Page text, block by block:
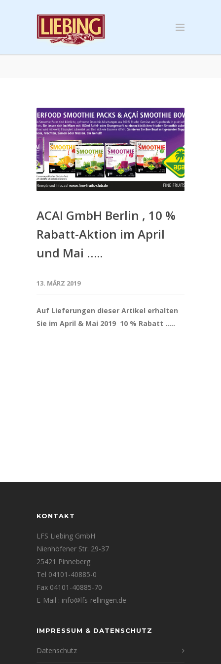
ACAI GmbH Berlin , 10 %
Rabatt-Aktion im April
und Mai …..
13. MÄRZ 2019
Auf Lieferungen dieser Artikel erhalten
Sie im April & Mai 2019 10 % Rabatt …..
KONTAKT
LFS Liebing GmbH
Nienhöfener Str. 29-37
25421 Pinneberg
Tel 04101-40885-0
Fax 04101-40885-70
E-Mail : info@lfs-rellingen.de
IMPRESSUM & DATENSCHUTZ
Datenschutz